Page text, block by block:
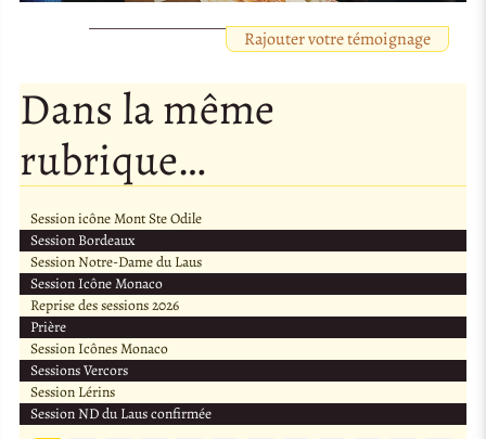
Rajouter votre témoignage
Dans la même
rubrique…
Session icône Mont Ste Odile
Session Bordeaux
Session Notre-Dame du Laus
Session Icône Monaco
Reprise des sessions 2026
Prière
Session Icônes Monaco
Sessions Vercors
Session Lérins
Session ND du Laus confirmée